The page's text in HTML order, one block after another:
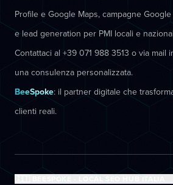
Profile e Google Maps, campagne
e lead generation per PMI locali e
Contattaci al +39 071 988 3513 o via mail
una consulenza personalizzata.
BeeSpoke: il partner digitale che
clienti reali.
🇮🇹 BEESPOKE - LOCAL SEO HUB ITALIA